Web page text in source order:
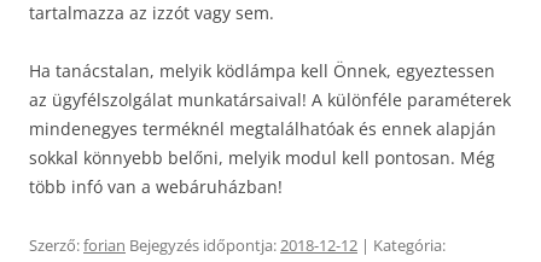
tartalmazza az izzót vagy sem.
Ha tanácstalan, melyik ködlámpa kell Önnek, egyeztessen
az ügyfélszolgálat munkatársaival! A különféle paraméterek
mindenegyes terméknél megtalálhatóak és ennek alapján
sokkal könnyebb belőni, melyik modul kell pontosan. Még
több infó van a webáruházban!
Szerző:forian Bejegyzés időpontja:2018-12-12 | Kategória: